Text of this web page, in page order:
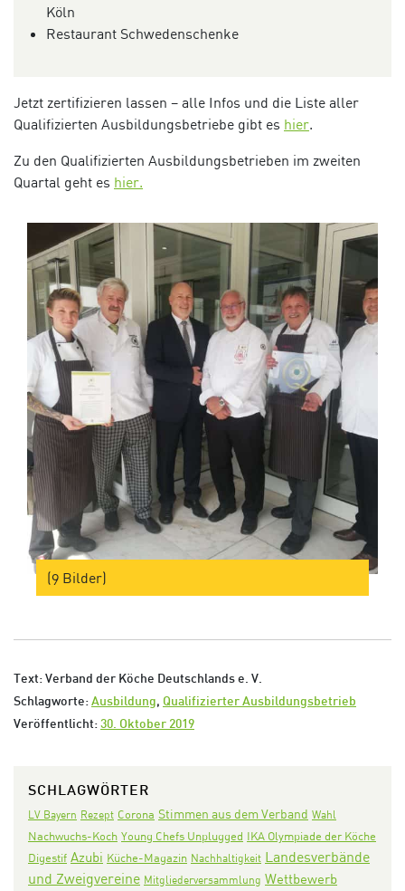
Köln
Restaurant Schwedenschenke
Jetzt zertifizieren lassen – alle Infos und die Liste aller
Qualifizierten Ausbildungsbetriebe gibt es hier.
Zu den Qualifizierten Ausbildungsbetrieben im zweiten
Quartal geht es hier.
(9 Bilder)
Text: Verband der Köche Deutschlands e. V.
Schlagworte: Ausbildung, Qualifizierter Ausbildungsbetrieb
Veröffentlicht: 30. Oktober 2019
SCHLAGWÖRTER
LV Bayern Rezept Corona Stimmen aus dem Verband Wahl
Nachwuchs-Koch Young Chefs Unplugged IKA Olympiade der Köche
Digestif Azubi Küche-Magazin Nachhaltigkeit Landesverbände
und Zweigvereine Mitgliederversammlung Wettbewerb